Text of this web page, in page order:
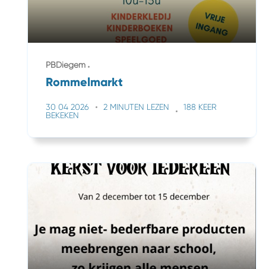
PBDiegem
Rommelmarkt
30 04 2026 2 MINUTEN LEZEN
188 KEER
BEKEKEN